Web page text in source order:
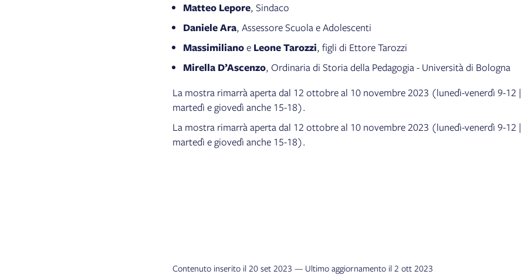
Matteo Lepore, Sindaco
Daniele Ara, Assessore Scuola e Adolescenti
Massimilianoe Leone Tarozzi, figli di Ettore Tarozzi
Mirella D’Ascenzo, Ordinaria di Storia della Pedagogia - Università di Bologna
La mostra rimarrà aperta dal 12 ottobre al 10 novembre 2023 (lunedì-venerdì 9-12 |
martedì e giovedì anche 15-18).
La mostra rimarrà aperta dal 12 ottobre al 10 novembre 2023 (lunedì-venerdì 9-12 |
martedì e giovedì anche 15-18).
Contenuto inserito il 20 set 2023 — Ultimo aggiornamento il 2 ott 2023